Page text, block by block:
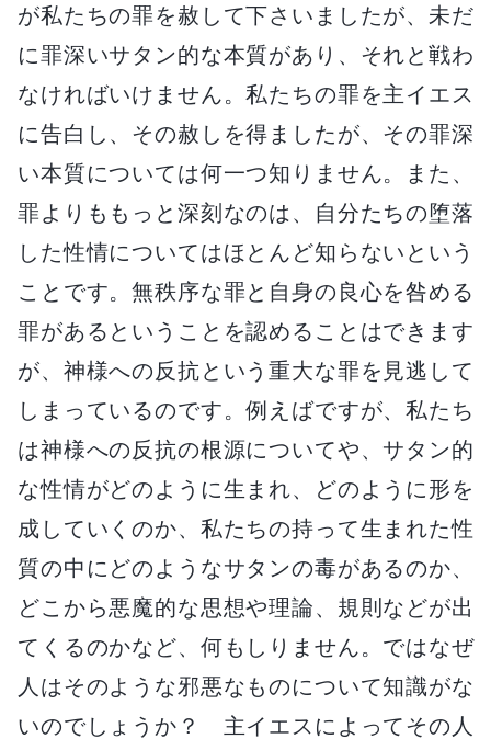
が私たちの罪を赦して下さいましたが、未だ
に罪深いサタン的な本質があり、それと戦わ
なければいけません。私たちの罪を主イエス
に告白し、その赦しを得ましたが、その罪深
い本質については何一つ知りません。また、
罪よりももっと深刻なのは、自分たちの堕落
した性情についてはほとんど知らないという
ことです。無秩序な罪と自身の良心を咎める
罪があるということを認めることはできます
が、神様への反抗という重大な罪を見逃して
しまっているのです。例えばですが、私たち
は神様への反抗の根源についてや、サタン的
な性情がどのように生まれ、どのように形を
成していくのか、私たちの持って生まれた性
質の中にどのようなサタンの毒があるのか、
どこから悪魔的な思想や理論、規則などが出
てくるのかなど、何もしりません。ではなぜ
人はそのような邪悪なものについて知識がな
いのでしょうか？ 主イエスによってその人